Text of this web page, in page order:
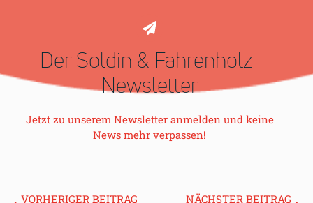
Der Soldin & Fahrenholz-
Newsletter
Jetzt zu unserem Newsletter anmelden und keine
News mehr verpassen!
VORHERIGER BEITRAG
NÄCHSTER BEITRAG